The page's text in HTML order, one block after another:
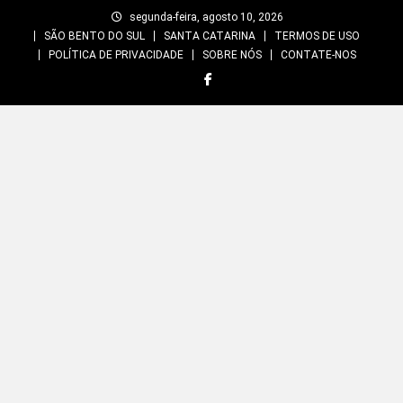
segunda-feira, agosto 10, 2026
SÃO BENTO DO SUL
SANTA CATARINA
TERMOS DE USO
POLÍTICA DE PRIVACIDADE
SOBRE NÓS CONTATE-NOS